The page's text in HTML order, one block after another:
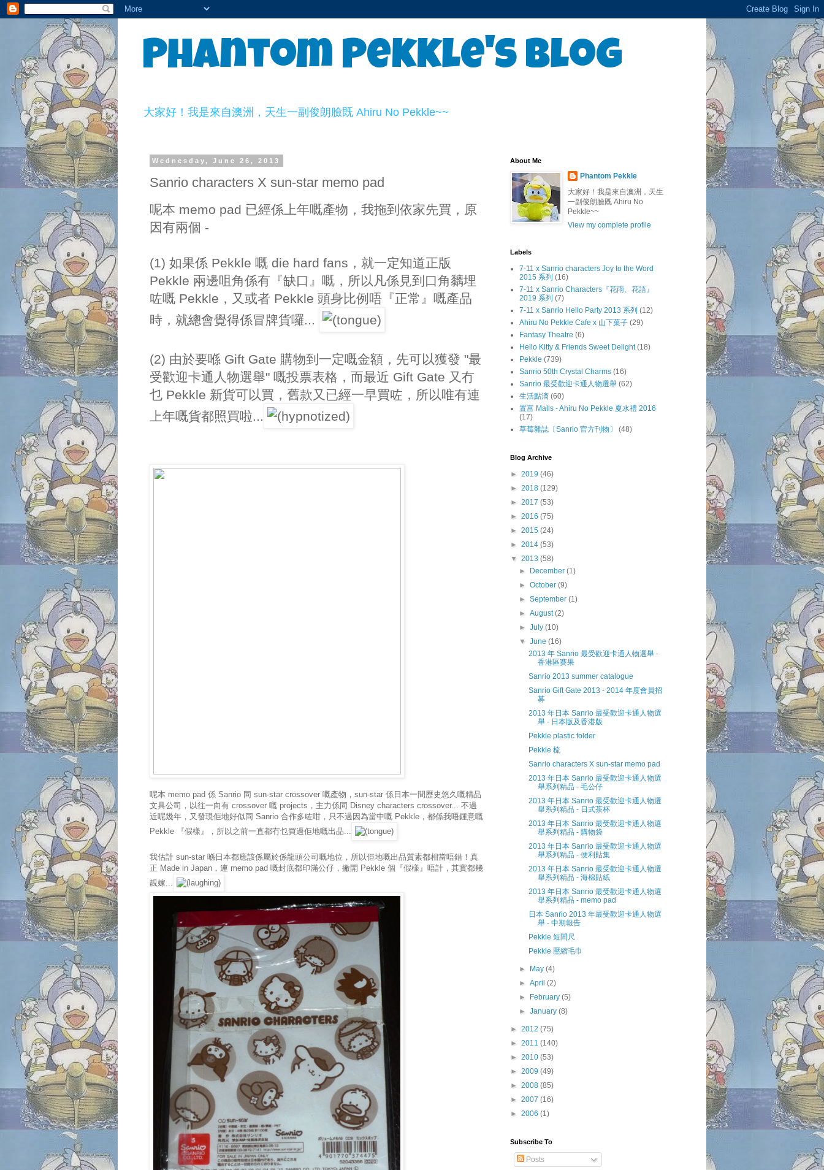
Phantom Pekkle's Blog
大家好！我是來自澳洲，天生一副俊朗臉既 Ahiru No Pekkle~~
Wednesday, June 26, 2013
Sanrio characters X sun-star memo pad
呢本 memo pad 已經係上年嘅產物，我拖到依家先買，原
因有兩個 -
(1) 如果係 Pekkle 嘅 die hard fans，就一定知道正版
Pekkle 兩邊咀角係有『缺口』嘅，所以凡係見到口角黐埋
咗嘅 Pekkle，又或者 Pekkle 頭身比例唔『正常』嘅產品
時，就總會覺得係冒牌貨囉...
(2) 由於要喺 Gift Gate 購物到一定嘅金額，先可以獲發 "最
受歡迎卡通人物選舉" 嘅投票表格，而最近 Gift Gate 又冇
乜 Pekkle 新貨可以買，舊款又已經一早買咗，所以唯有連
上年嘅貨都照買啦...
呢本 memo pad 係 Sanrio 同 sun-star crossover 嘅產物，sun-star 係日本一間歷史悠久嘅精品
文具公司，以往一向有 crossover 嘅 projects，主力係同 Disney characters crossover... 不過
近呢幾年，又發現佢地好似同 Sanrio 合作多咗咁，只不過因為當中嘅 Pekkle，都係我唔鍾意嘅
Pekkle 『假樣』，所以之前一直都冇乜買過佢地嘅出品...
我估計 sun-star 喺日本都應該係屬於係龍頭公司嘅地位，所以佢地嘅出品質素都相當唔錯！真
正 Made in Japan，連 memo pad 嘅封底都印滿公仔，撇開 Pekkle 個『假樣』唔計，其實都幾
靚嫁...
About Me
Phantom Pekkle
大家好！我是來自澳洲，天生
一副俊朗臉既 Ahiru No
Pekkle~~
View my complete profile
Labels
7-11 x Sanrio characters Joy to the Word
2015 系列 (16)
7-11 x Sanrio Characters『花雨、花語』
2019 系列 (7)
7-11 x Sanrio Hello Party 2013 系列 (12)
Ahiru No Pekkle Cafe x 山下菓子 (29)
Fantasy Theatre (6)
Hello Kitty & Friends Sweet Delight (18)
Pekkle (739)
Sanrio 50th Crystal Charms (16)
Sanrio 最受歡迎卡通人物選舉 (62)
生活點滴 (60)
置富 Malls - Ahiru No Pekkle 夏水禮 2016
(17)
草莓雜誌〔Sanrio 官方刊物〕
(48)
Blog Archive
► 2019 (46)
► 2018 (129)
► 2017 (53)
► 2016 (75)
► 2015 (24)
► 2014 (53)
▼ 2013 (58)
►
December(1)
►October(9)
►September(1)
►August(2)
►July(10)
▼June(16)
2013 年 Sanrio 最受歡迎卡通人物選舉 -
香港區賽果
Sanrio 2013 summer catalogue
Sanrio Gift Gate 2013 - 2014 年度會員招
募
2013 年日本 Sanrio 最受歡迎卡通人物選
舉 - 日本版及香港版
Pekkle plastic folder
Pekkle 梳
Sanrio characters X sun-star memo pad
2013 年日本 Sanrio 最受歡迎卡通人物選
舉系列精品 - 毛公仔
2013 年日本 Sanrio 最受歡迎卡通人物選
舉系列精品 - 日式茶杯
2013 年日本 Sanrio 最受歡迎卡通人物選
舉系列精品 - 購物袋
2013 年日本 Sanrio 最受歡迎卡通人物選
舉系列精品 - 便利貼集
2013 年日本 Sanrio 最受歡迎卡通人物選
舉系列精品 - 海棉貼紙
2013 年日本 Sanrio 最受歡迎卡通人物選
舉系列精品 - memo pad
日本 Sanrio 2013 年最受歡迎卡通人物選
舉 - 中期報告
Pekkle 短間尺
Pekkle 壓縮毛巾
► May(4)
►April(2)
►
February(5)
►January(8)
► 2012 (75)
► 2011 (140)
► 2010 (53)
► 2009 (49)
► 2008 (85)
► 2007 (16)
► 2006 (1)
Subscribe To
Posts